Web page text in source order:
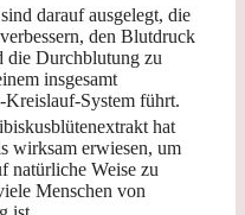
darauf ausgelegt, die
den Blutdruck
die Durchblutung zu
insgesamt
Kreislauf-System führt.
hat
wirksam erwiesen, um
natürliche Weise zu
Menschen von